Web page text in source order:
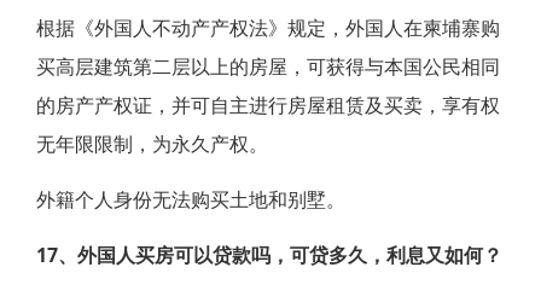
根据《外国人不动产产权法》规定，外国人在柬埔寨购
买高层建筑第二层以上的房屋，可获得与本国公民相同
的房产产权证，并可自主进行房屋租赁及买卖，享有权
无年限限制，为永久产权。
外籍个人身份无法购买土地和别墅。
17、外国人买房可以贷款吗，可贷多久，利息又如何？